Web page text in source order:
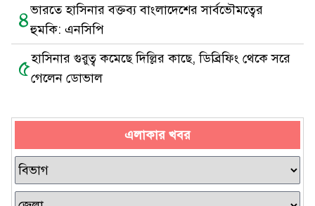
৪ভারতে হাসিনার বক্তব্য বাংলাদেশের সার্বভৌমত্বের
হুমকি: এনসিপি
৫হাসিনার গুরুত্ব কমেছে দিল্লির কাছে, ডিব্রিফিং থেকে সরে
গেলেন ডোভাল
এলাকার খবর